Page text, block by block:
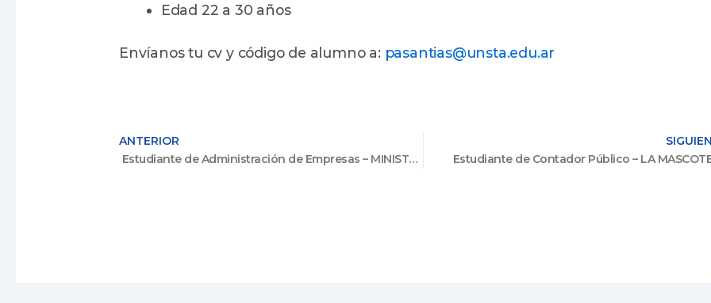
Edad 22 a 30 años
Envíanos tu cv y código de alumno a: pasantias@unsta.edu.ar
ANTERIOR
Estudiante de Administración de Empresas – MINISTERIO DE SEGURIDAD
Estudiante de Contador Público – LA